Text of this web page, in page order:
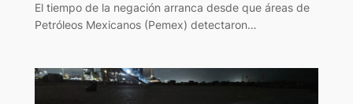
El tiempo de la negación arranca desde que áreas de
Petróleos Mexicanos (Pemex) detectaron…